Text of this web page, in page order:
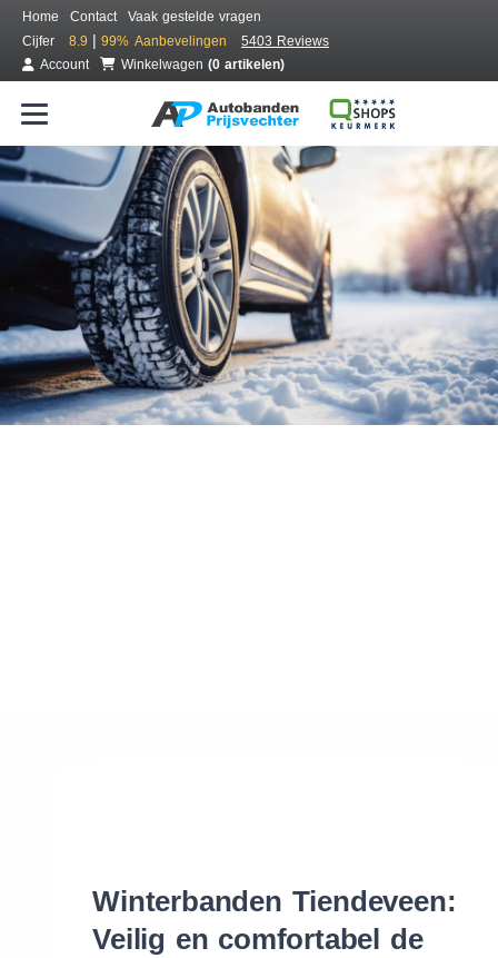
Home Contact
Vaak gestelde vragen
Cijfer
8.9 | 99% Aanbevelingen
5403 Reviews
Account
Winkelwagen (0 artikelen)
Bestel voordelig winterbanden
Gratis bezorgd of montage bij jou in de buurt
Seizoen:
Merken:
Winterbanden Tiendeveen:
Veilig en comfortabel de